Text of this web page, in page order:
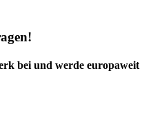
bei und werde europaweit